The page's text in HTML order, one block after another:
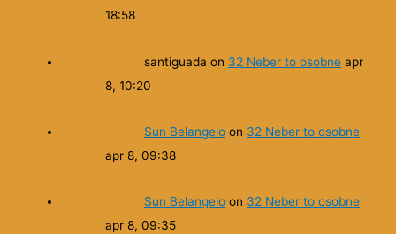
18:58
santiguada on 32 Neber to osobne apr
8, 10:20
Sun Belangelo on 32 Neber to osobne
apr 8, 09:38
Sun Belangelo on 32 Neber to osobne
apr 8, 09:35